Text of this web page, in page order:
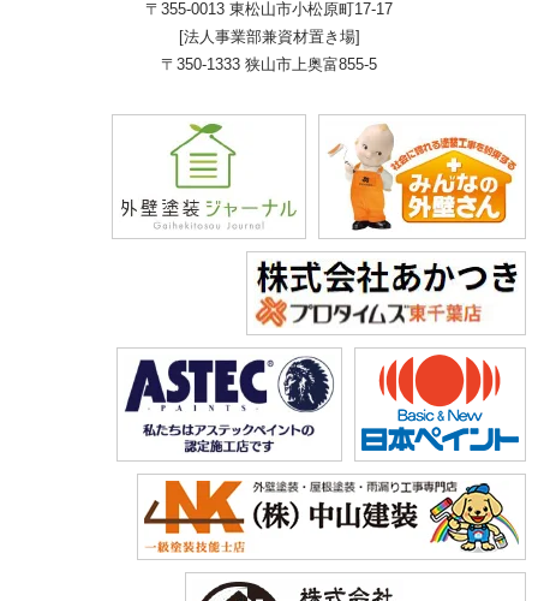
〒355-0013 東松山市小松原町17-17
[法人事業部兼資材置き場]
〒350-1333 狭山市上奥富855-5